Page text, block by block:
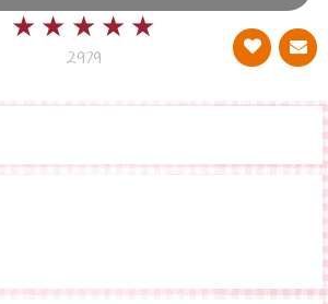
★ ★ ★ ★ ★
2979